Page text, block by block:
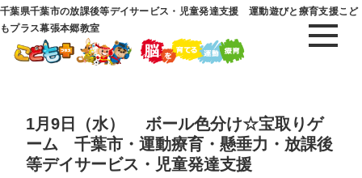
千葉県千葉市の放課後等デイサービス・児童発達支援 運動遊びと療育支援こど
もプラス幕張本郷教室
1月9日（水） ボール色分け☆宝取りゲ
ーム 千葉市・運動療育・懸垂力・放課後
等デイサービス・児童発達支援